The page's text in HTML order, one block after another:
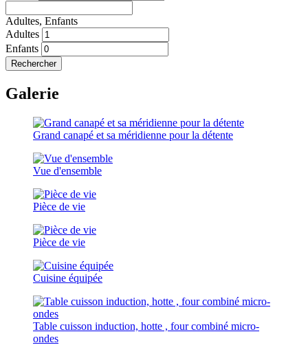
Adultes, Enfants
Adultes
Enfants
Rechercher
Galerie
Grand canapé et sa méridienne pour la détente
Vue d'ensemble
Pièce de vie
Pièce de vie
Cuisine équipée
Table cuisson induction, hotte , four combiné micro-
ondes